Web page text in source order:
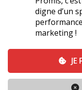
digne d’un
marketing !
JE
Plan du site A